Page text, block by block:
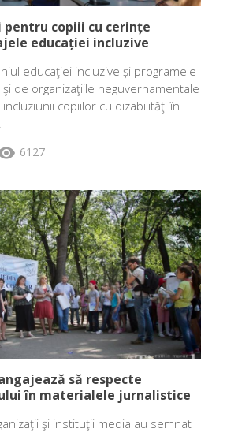
pentru copiii cu cerințe
educației incluzive
educaţiei incluzive și programele
de organizaţiile neguvernamentale
copiilor cu dizabilităţi în
6127
să respecte
în materialele jurnalistice
şi instituţii media au semnat